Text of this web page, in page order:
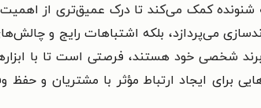
شنونده کمک می‌کند تا درک عمیق‌تری از
می‌پردازد، بلکه اشتباهات رایج و
شخصی خود هستند، فرصتی است تا با
برای ایجاد ارتباط مؤثر با مشتریان و حفظ